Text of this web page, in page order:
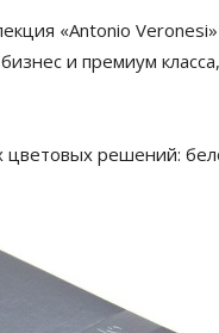
«Antonio
и премиум
решений: